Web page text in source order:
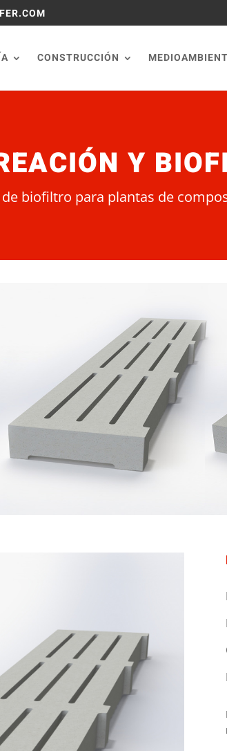
CONSTRUCCIÓN
Y
biofiltro para plantas de